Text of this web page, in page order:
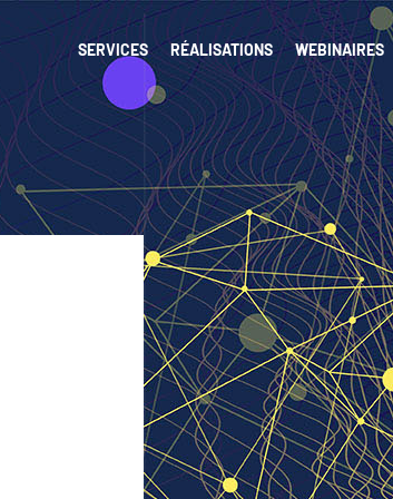
SERVICES RÉALISATIONS WEBINAIRES